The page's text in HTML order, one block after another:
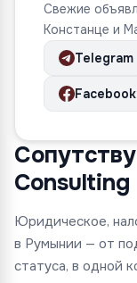
Свежие
Констанце и
Telegram
Facebook
Consulting
Юридическое,
в Румынии — от
статуса, в одной